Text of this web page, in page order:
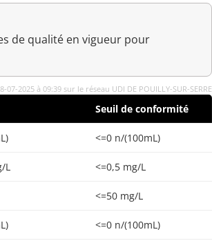
de qualité en vigueur pour
2025 à 09:39 sur le réseau UDI DE POUILLY-SUR-SERRE
Seuil de conformité
<=0 n/(100mL)
L <=0,5 mg/L
<=50 mg/L
<=0 n/(100mL)